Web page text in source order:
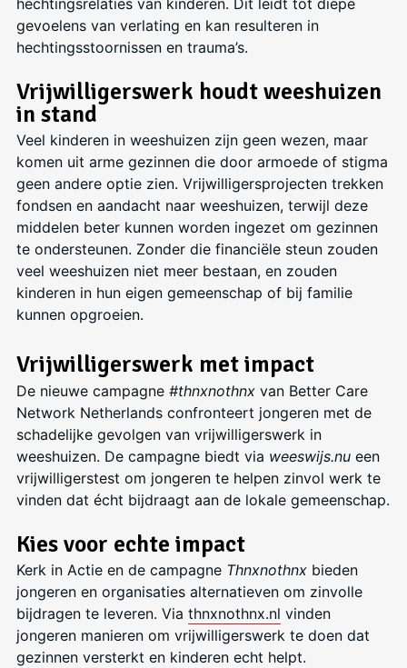
gevoelens van verlating en kan resulteren in
hechtingsstoornissen en trauma’s.
Vrijwilligerswerk houdt weeshuizen
in stand
Veel kinderen in weeshuizen zijn geen wezen, maar
komen uit arme gezinnen die door armoede of stigma
geen andere optie zien. Vrijwilligersprojecten trekken
fondsen en aandacht naar weeshuizen, terwijl deze
middelen beter kunnen worden ingezet om gezinnen
te ondersteunen. Zonder die financiële steun zouden
veel weeshuizen niet meer bestaan, en zouden
kinderen in hun eigen gemeenschap of bij familie
kunnen opgroeien.
Vrijwilligerswerk met impact
De nieuwe campagne #thnxnothnx van Better Care
Network Netherlands confronteert jongeren met de
schadelijke gevolgen van vrijwilligerswerk in
weeshuizen. De campagne biedt via weeswijs.nu een
vrijwilligerstest om jongeren te helpen zinvol werk te
vinden dat écht bijdraagt aan de lokale gemeenschap.
Kies voor echte impact
Kerk in Actie en de campagne Thnxnothnx bieden
jongeren en organisaties alternatieven om zinvolle
bijdragen te leveren. Via thnxnothnx.nl vinden
jongeren manieren om vrijwilligerswerk te doen dat
gezinnen versterkt en kinderen echt helpt.